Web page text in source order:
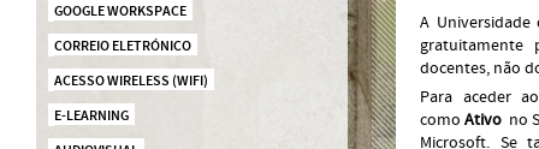
GOOGLE WORKSPACE
CORREIO ELETRÓNICO
ACESSO WIRELESS (WIFI)
E-LEARNING
A
gratuitamente
docentes, não
Para aceder
comoAtivo no
Microsoft. Se